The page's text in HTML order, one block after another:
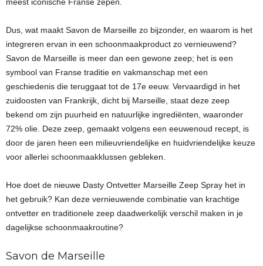
Dus, wat maakt Savon de Marseille zo bijzonder, en waarom is het
integreren ervan in een schoonmaakproduct zo vernieuwend?
Savon de Marseille is meer dan een gewone zeep; het is een
symbool van Franse traditie en vakmanschap met een
geschiedenis die teruggaat tot de 17e eeuw. Vervaardigd in het
zuidoosten van Frankrijk, dicht bij Marseille, staat deze zeep
bekend om zijn puurheid en natuurlijke ingrediënten, waaronder
72% olie. Deze zeep, gemaakt volgens een eeuwenoud recept, is
door de jaren heen een milieuvriendelijke en huidvriendelijke keuze
voor allerlei schoonmaakklussen gebleken.
Hoe doet de nieuwe Dasty Ontvetter Marseille Zeep Spray het in
het gebruik? Kan deze vernieuwende combinatie van krachtige
ontvetter en traditionele zeep daadwerkelijk verschil maken in je
dagelijkse schoonmaakroutine?
Savon de Marseille